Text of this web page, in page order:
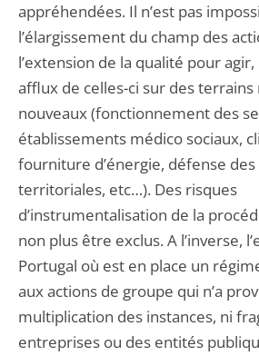
appréhendées. Il n’est pas
l’élargissement du champ des
l’extension de la qualité pour
afflux de celles-ci sur des
nouveaux (fonctionnement des
établissements médico sociaux,
fourniture d’énergie, défense
territoriales, etc…). Des risques
d’instrumentalisation de la
non plus être exclus. A l’inverse,
Portugal où est en place un
aux actions de groupe qui n’a
multiplication des instances, ni
entreprises ou des entités